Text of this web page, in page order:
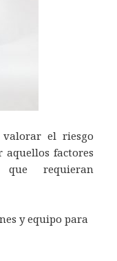
el riesgo
factores
requieran
y equipo para